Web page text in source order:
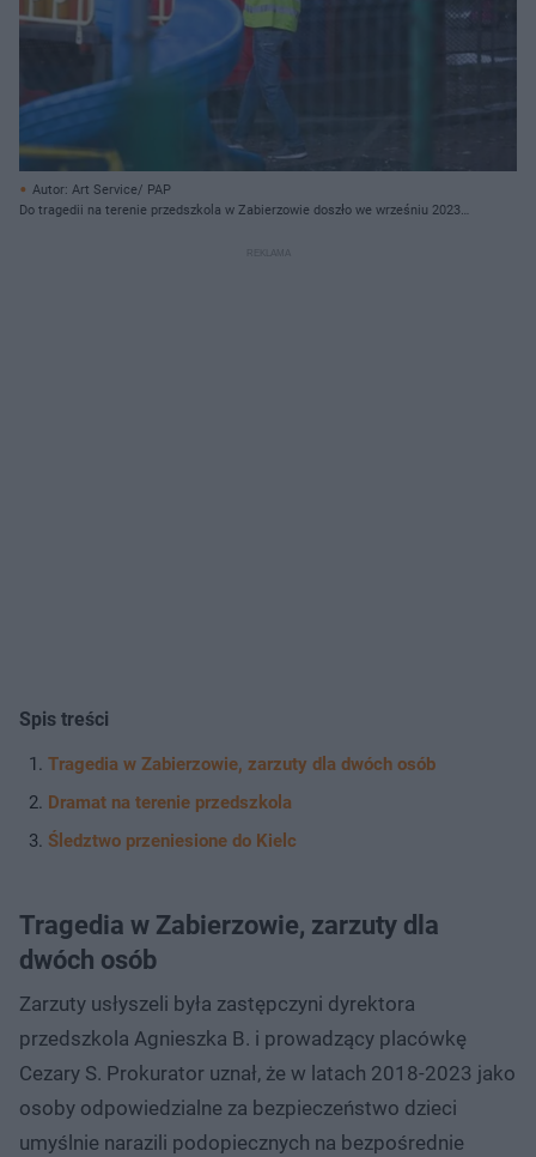
Autor: Art Service/ PAP
Do tragedii na terenie przedszkola w Zabierzowie doszło we wrześniu 2023
Spis treści
Tragedia w Zabierzowie, zarzuty dla dwóch osób
Dramat na terenie przedszkola
Śledztwo przeniesione do Kielc
Tragedia w Zabierzowie, zarzuty dla
dwóch osób
Zarzuty usłyszeli była zastępczyni dyrektora
przedszkola Agnieszka B. i prowadzący placówkę
Cezary S. Prokurator uznał, że w latach 2018-2023 jako
osoby odpowiedzialne za bezpieczeństwo dzieci
umyślnie narazili podopiecznych na bezpośrednie